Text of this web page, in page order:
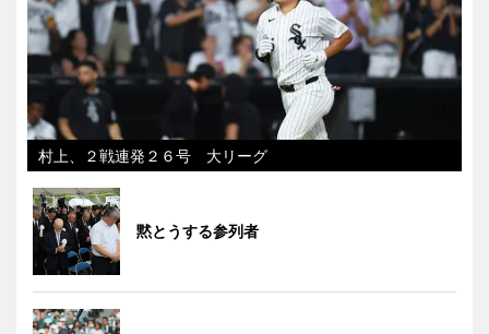
村上、２戦連発２６号 大リーグ
黙とうする参列者